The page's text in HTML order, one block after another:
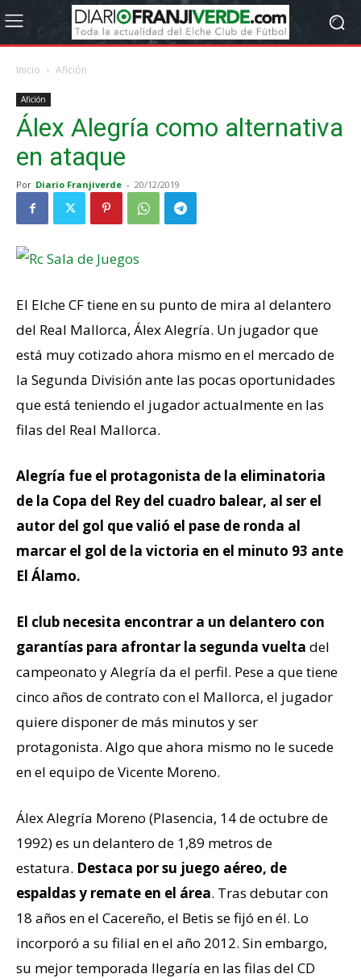
Inicio Afición
Afición
Álex Alegría como alternativa
en ataque
Por Diario Franjiverde - 20/12/2019
El Elche CF tiene en su punto de mira al delantero
del Real Mallorca, Álex Alegría. Un jugador que
está muy cotizado ahora mismo en el mercado de
la Segunda División ante las pocas oportunidades
que está teniendo el jugador actualmente en las
filas del Real Mallorca.
Alegría fue el protagonista de la eliminatoria
de la Copa del Rey del cuadro balear, al ser el
autor del gol que valió el pase de ronda al
marcar el gol de la victoria en el minuto 93 ante
El Álamo.
El club necesita encontrar a un delantero con
garantías para afrontar la segunda vuelta del
campeonato y Alegría da el perfil. Pese a que tiene
cinco años de contrato con el Mallorca, el jugador
quiere disponer de más minutos y ser
protagonista. Algo que ahora mismo no le sucede
en el equipo de Vicente Moreno.
Álex Alegría Moreno (Plasencia, 14 de octubre de
1992) es un delantero de 1,89 metros de
estatura. Destaca por su juego aéreo, de
espaldas y remate en el área. Tras debutar con
18 años en el Cacereño, el Betis se fijó en él. Lo
incorporó a su filial en el año 2012. Sin embargo,
su mejor temporada llegaría en las filas del CD